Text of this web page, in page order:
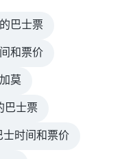
巴士票
和票价
莫
巴士票
时间和票价